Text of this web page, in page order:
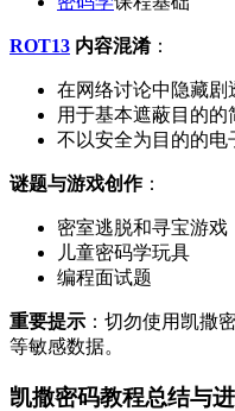
ROT13 内容混淆：
在网络讨论中隐藏剧
用于基本遮蔽目的的
不以安全为目的的电
谜题与游戏创作：
密室逃脱和寻宝游戏
儿童密码学玩具
编程面试题
重要提示 ：切勿使用凯撒
等敏感数据。
凯撒密码教程总结与